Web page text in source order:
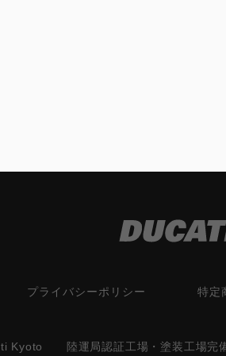
プライバシーポリシー 特定
Kyoto 陸運局認証工場・塗装工場完